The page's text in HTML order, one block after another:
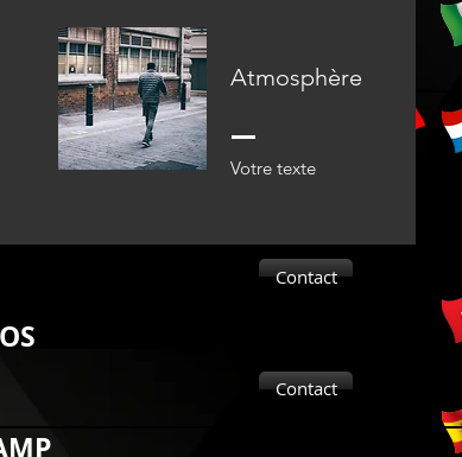
Contact
Contact
Contact
Atmosphère
Votre texte​​